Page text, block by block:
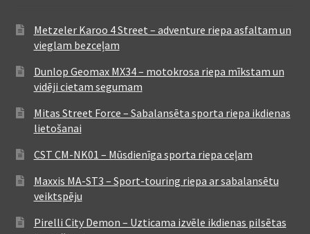
Metzeler Karoo 4 Street – adventure riepa asfaltam un
vieglam bezceļam
Dunlop Geomax MX34 – motokrosa riepa mīkstam un
vidēji cietam segumam
Mitas Street Force – Sabalansēta sporta riepa ikdienas
lietošanai
CST CM-NK01 – Mūsdienīga sporta riepa ceļam
Maxxis MA-ST3 – Sport-touring riepa ar sabalansētu
veiktspēju
Pirelli City Demon – Uzticama izvēle ikdienas pilsētas